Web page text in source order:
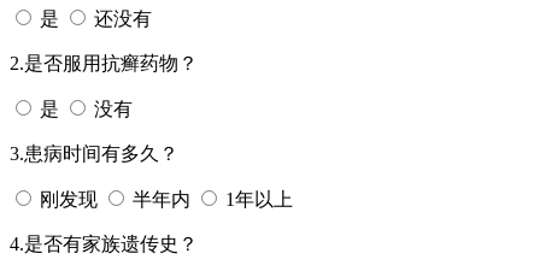
是 还没有
2.是否服用抗癣药物？
是 没有
3.患病时间有多久？
刚发现 半年内 1年以上
4.是否有家族遗传史？